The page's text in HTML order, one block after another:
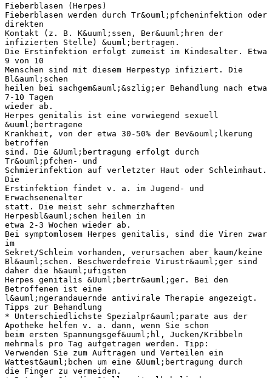
Fieberblasen (Herpes)
Fieberblasen werden durch Tr&ouml;pfcheninfektion oder
direkten
Kontakt (z. B. K&uuml;ssen, Ber&uuml;hren der
infizierten Stelle) &uuml;bertragen.
Die Erstinfektion erfolgt zumeist im Kindesalter. Etwa
9 von 10
Menschen sind mit diesem Herpestyp infiziert. Die
Bl&auml;schen
heilen bei sachgem&auml;&szlig;er Behandlung nach etwa
7-10 Tagen
wieder ab.
Herpes genitalis ist eine vorwiegend sexuell
&uuml;bertragene
Krankheit, von der etwa 30-50% der Bev&ouml;lkerung
betroffen
sind. Die &Uuml;bertragung erfolgt durch
Tr&ouml;pfchen- und
Schmierinfektion auf verletzter Haut oder Schleimhaut.
Die
Erstinfektion findet v. a. im Jugend- und
Erwachsenenalter
statt. Die meist sehr schmerzhaften
Herpesbl&auml;schen heilen in
etwa 2-3 Wochen wieder ab.
Bei symptomlosem Herpes genitalis, sind die Viren zwar
im
Sekret/Schleim vorhanden, verursachen aber kaum/keine
Bl&auml;schen. Beschwerdefreie Virustr&auml;ger sind
daher die h&auml;ufigsten
Herpes genitalis &Uuml;bertr&auml;ger. Bei den
Betroffenen ist eine
l&auml;ngerandauernde antivirale Therapie angezeigt.
Tipps zur Behandlung
* Unterschiedlichste Spezialpr&auml;parate aus der
Apotheke helfen v. a. dann, wenn Sie schon
beim ersten Spannungsgef&uuml;hl, Jucken/Kribbeln
mehrmals pro Tag aufgetragen werden. Tipp:
Verwenden Sie zum Auftragen und Verteilen ein
Wattest&auml;bchen um eine &Uuml;bertragung durch
die Finger zu vermeiden.